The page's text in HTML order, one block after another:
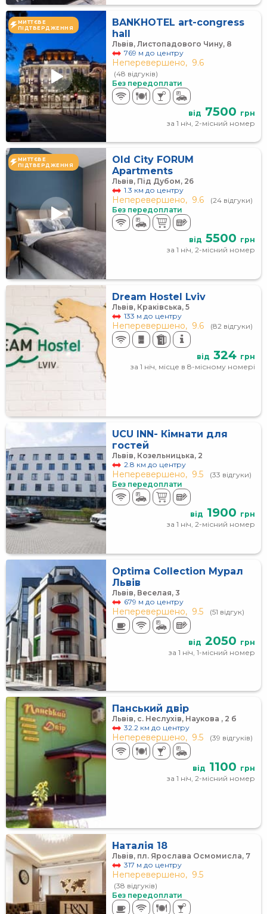
МИТТЄВЕ
ПІДТВЕРДЖЕННЯ
BANKHOTEL art-congress
hall
Львів, Листопадового Чину, 8
769 м до центру
Неперевершено, 9.6
(48 відгуків)
Без передоплати
від 7500 грн
за 1 ніч, 2-місний номер
МИТТЄВЕ
ПІДТВЕРДЖЕННЯ
Old City FORUM
Apartments
Львів, Під Дубом, 26
1.3 км до центру
Неперевершено, 9.6
(24 відгуки)
Без передоплати
від 5500 грн
за 1 ніч, 2-місний номер
Dream Hostel Lviv
Львів, Краківська, 5
133 м до центру
Неперевершено, 9.6 (82 відгуки)
від 324 грн
за 1 ніч, місце в 8-місному номері
UCU INN- Кімнати для
гостей
Львів, Козельницька, 2
2.8 км до центру
Неперевершено, 9.5
(33 відгуки)
Без передоплати
від 1900 грн
за 1 ніч, 2-місний номер
Optima Collection Мурал
Львів
Львів, Веселая, 3
679 м до центру
Неперевершено, 9.5 (51 відгук)
від 2050 грн
за 1 ніч, 1-місний номер
Панський двір
Львів, с. Неслухів, Наукова , 2 б
32.2 км до центру
Неперевершено, 9.5 (39 відгуків)
від 1100 грн
за 1 ніч, 2-місний номер
Наталія 18
Львів, пл. Ярослава Осмомисла, 7
317 м до центру
Неперевершено, 9.5
(38 відгуків)
Без передоплати